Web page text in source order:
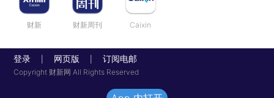
财新 财新周刊 Caixin
登录 网页版 订阅电邮
Copyright 财新网 All Rights Reserved